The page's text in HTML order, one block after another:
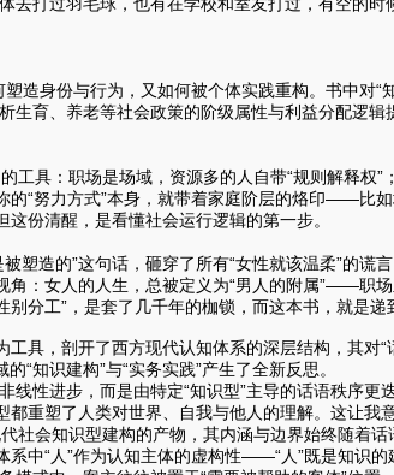
造身份与行为，又如何被个体实践重构。书中对“
育、养老等社会政策的阶级属性与利益分配逻辑
具：职场是场域，资源多的人自带“规则解释权”
的“努力方式”本身，就带着家庭阶层的烙印——比
份清醒，是看懂社会运行逻辑的第一步。
造的”这句话，砸穿了所有“女性就该温柔”的谎
角：女人的人生，总被定义为“男人的附属”——职
分工”，是套了几千年的枷锁，而这本书，就是递
，剖开了西方现代认知体系的深层结构，其对“
“知识建构”与“实务实践”产生了全新反思。
性进步，而是由特定“知识型”主导的话语秩序更
都重塑了人类对世界、自我与他人的理解。这让我
社会知识型建构的产物，其内涵与边界始终随着话
系中“人”作为认知主体的虚构性——“人”既是知识